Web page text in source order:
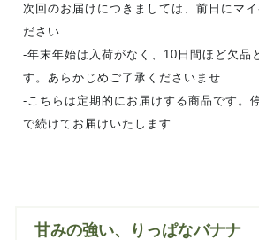
次回のお届けにつきましては、前日にマ
ださい
‐年末年始は入荷がなく、10日間ほど欠品
す。あらかじめご了承くださいませ
‐こちらは定期的にお届けする商品です。
で続けてお届けいたします
甘みの強い、りっぱなバナナ